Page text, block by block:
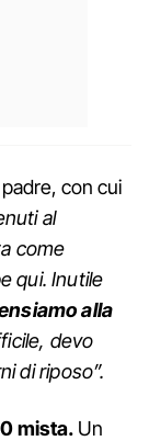
con cui
al
come
qui. Inutile
alla
devo
di riposo”.
mista. Un